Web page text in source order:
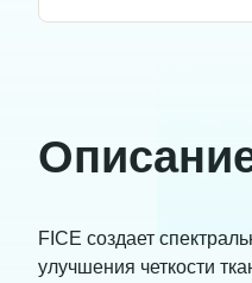
FICE создает
улучшения четкости